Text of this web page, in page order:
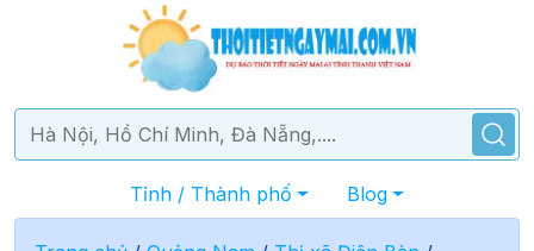
Tỉnh / Thành phố Blog